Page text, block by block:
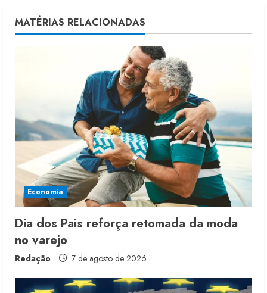
u
a
i
n
g
MATÉRIAS RELACIONADAS
Economia
Dia dos Pais reforça retomada da moda
no varejo
Redação 7 de agosto de 2026